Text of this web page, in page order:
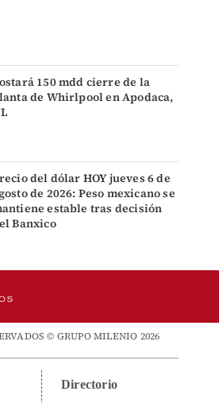
150 mdd cierre de la
de Whirlpool en Apodaca,
del dólar HOY jueves 6 de
de 2026: Peso mexicano se
estable tras decisión
Banxico
© GRUPO MILENIO 2026
Directorio